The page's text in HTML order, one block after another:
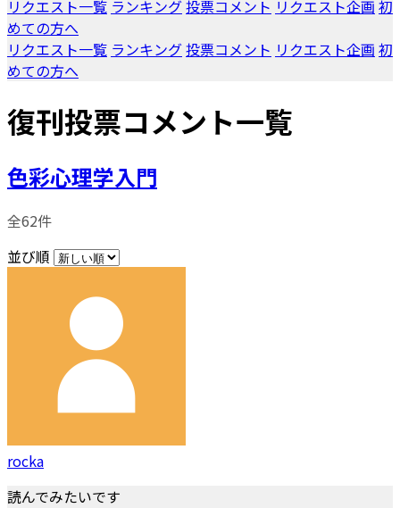
リクエスト一覧 ランキング投票コメント リクエスト企画 初
めての方へ
リクエスト一覧 ランキング投票コメント リクエスト企画 初
めての方へ
復刊投票コメント一覧
色彩心理学入門
全62件
並び順
rocka
読んでみたいです